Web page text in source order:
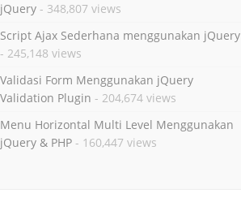
jQuery - 348,807 views
Script Ajax Sederhana menggunakan jQuery
- 245,148 views
Validasi Form Menggunakan jQuery
Validation Plugin - 204,674 views
Menu Horizontal Multi Level Menggunakan
jQuery & PHP - 160,447 views